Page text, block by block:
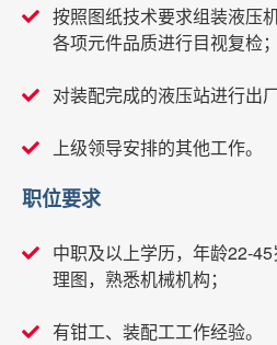
按照图纸技术要求组装液压
各项元件品质进行目视复检；
对装配完成的液压站进行出厂
上级领导安排的其他工作。
职位要求
中职及以上学历，年龄22-
理图，熟悉机械机构；
有钳工、装配工工作经验。